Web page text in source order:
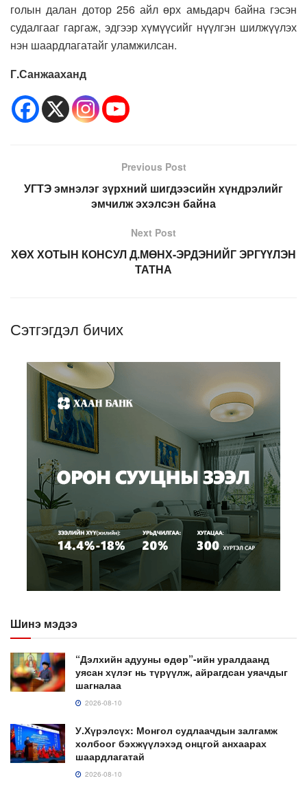
голын далан дотор 256 айл өрх амьдарч байна гэсэн
судалгааг гаргаж, эдгээр хүмүүсийг нүүлгэн шилжүүлэх
нэн шаардлагатайг уламжилсан.
Г.Санжааханд
Previous Post
УГТЭ эмнэлэг зүрхний шигдээсийн хүндрэлийг
эмчилж эхэлсэн байна
Next Post
ХӨХ ХОТЫН КОНСУЛ Д.МӨНХ-ЭРДЭНИЙГ ЭРГҮҮЛЭН
ТАТНА
Сэтгэгдэл бичих
Шинэ мэдээ
“Дэлхийн адууны өдөр”-ийн уралдаанд
уясан хүлэг нь түрүүлж, айрагдсан уяачдыг
шагналаа
2026-08-10
У.Хүрэлсүх: Монгол судлаачдын залгамж
холбоог бэхжүүлэхэд онцгой анхаарах
шаардлагатай
2026-08-10